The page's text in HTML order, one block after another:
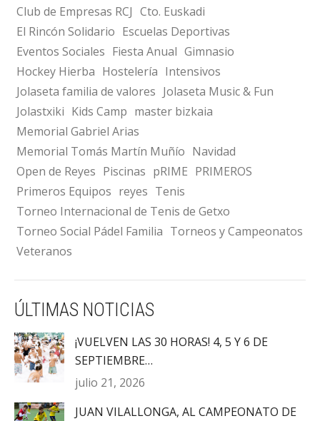
Club de Empresas RCJ Cto. Euskadi
El Rincón Solidario Escuelas Deportivas
Eventos Sociales Fiesta Anual Gimnasio
Hockey Hierba Hostelería Intensivos
Jolaseta familia de valores Jolaseta Music & Fun
Jolastxiki Kids Camp master bizkaia
Memorial Gabriel Arias
Memorial Tomás Martín Muñío Navidad
Open de Reyes Piscinas pRIME PRIMEROS
Primeros Equipos reyes Tenis
Torneo Internacional de Tenis de Getxo
Torneo Social Pádel Familia Torneos y Campeonatos
Veteranos
ÚLTIMAS NOTICIAS
¡VUELVEN LAS 30 HORAS! 4, 5 Y 6 DE
SEPTIEMBRE…
julio 21, 2026
JUAN VILALLONGA, AL CAMPEONATO DE